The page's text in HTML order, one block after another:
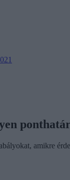
amikre